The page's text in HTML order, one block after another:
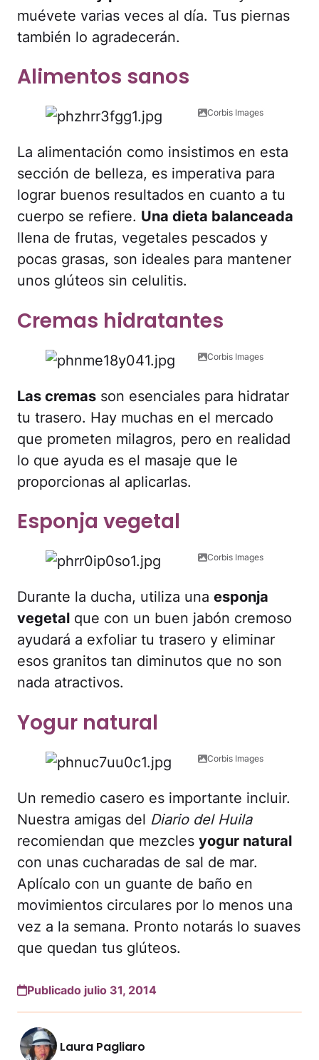
muévete varias veces al día. Tus piernas
también lo agradecerán.
Alimentos sanos
Corbis Images
La alimentación como insistimos en esta
sección de belleza, es imperativa para
lograr buenos resultados en cuanto a tu
cuerpo se refiere. Una dieta balanceada
llena de frutas, vegetales pescados y
pocas grasas, son ideales para mantener
unos glúteos sin celulitis.
Cremas hidratantes
Corbis Images
Las cremas son esenciales para hidratar
tu trasero. Hay muchas en el mercado
que prometen milagros, pero en realidad
lo que ayuda es el masaje que le
proporcionas al aplicarlas.
Esponja vegetal
Corbis Images
Durante la ducha, utiliza una esponja
vegetal que con un buen jabón cremoso
ayudará a exfoliar tu trasero y eliminar
esos granitos tan diminutos que no son
nada atractivos.
Yogur natural
Corbis Images
Un remedio casero es importante incluir.
Nuestra amigas del Diario del Huila
recomiendan que mezcles yogur natural
con unas cucharadas de sal de mar.
Aplícalo con un guante de baño en
movimientos circulares por lo menos una
vez a la semana. Pronto notarás lo suaves
que quedan tus glúteos.
Publicado julio 31, 2014
Laura Pagliaro